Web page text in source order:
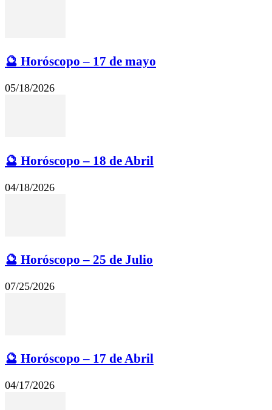
🔮 Horóscopo – 17 de mayo
05/18/2026
🔮 Horóscopo – 18 de Abril
04/18/2026
🔮 Horóscopo – 25 de Julio
07/25/2026
🔮 Horóscopo – 17 de Abril
04/17/2026